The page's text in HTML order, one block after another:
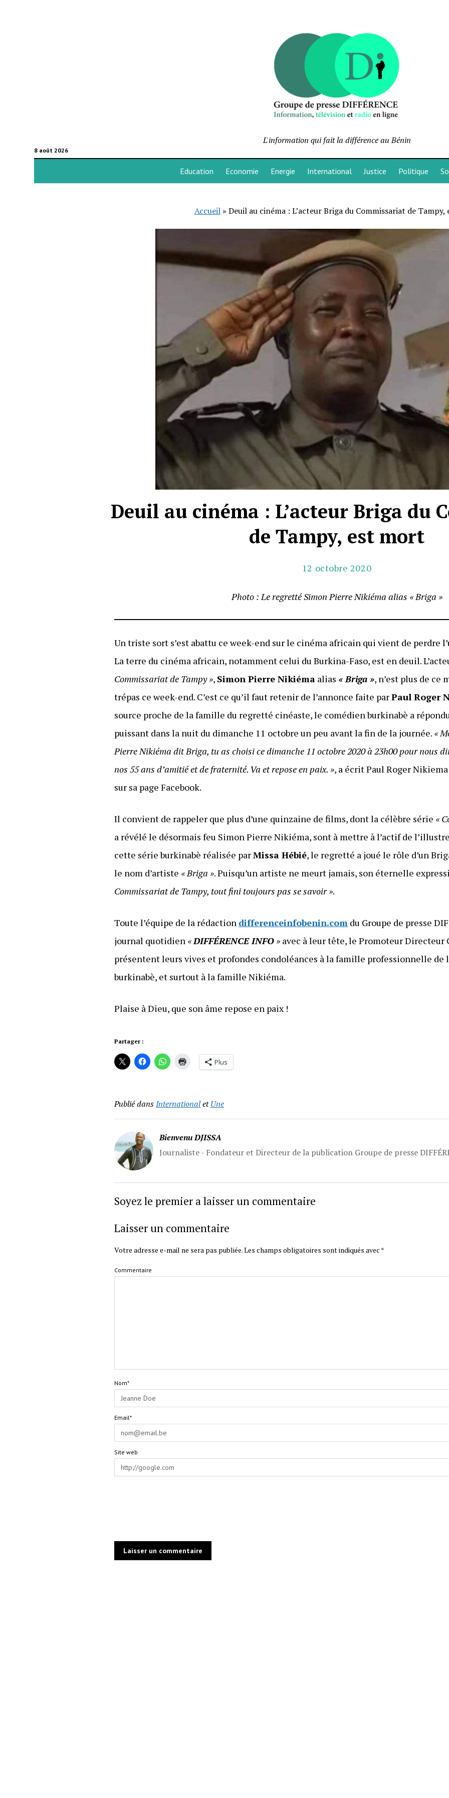
8 août 2026
L'information qui fait la différence au Bénin
Education Economie Energie International Justice Politique
Accueil» Deuil au cinéma : L’acteur Briga du Commissariat de
Deuil au cinéma : L’acteur Briga du
de Tampy, est mort
12 octobre 2020
Photo : Le regretté Simon Pierre Nikiéma alias « Briga »
Un triste sort s’est abattu ce week-end sur le cinéma africain qui vient de perdre
La terre du cinéma africain, notamment celui du Burkina-Faso, est en deuil.
Commissariat de Tampy », Simon Pierre Nikiéma alias « Briga », n’est plus de ce
trépas ce week-end. C’est ce qu’il faut retenir de l’annonce faite parPaul Roger
source proche de la famille du regretté cinéaste, le comédien burkinabè a
puissant dans la nuit du dimanche 11 octobre un peu avant la fin de la journée. «
Pierre Nikiéma dit Briga, tu as choisi ce dimanche 11 octobre 2020 à 23h00 pour nous
nos 55 ans d’amitié et de fraternité. Va et repose en paix. », a écrit Paul Roger
sur sa page Facebook.
Il convient de rappeler que plus d’une quinzaine de films, dont la célèbre série «
a révélé le désormais feu Simon Pierre Nikiéma, sont à mettre à l’actif de
cette série burkinabè réalisée parMissa Hébié, le regretté a joué le rôle d’un
le nom d’artiste « Briga ». Puisqu’un artiste ne meurt jamais, son éternelle
Commissariat de Tampy, tout fini toujours pas se savoir ».
Toute l’équipe de la rédaction differenceinfobenin.com du Groupe de presse
journal quotidien «DIFFÉRENCE INFO» avec à leur tête, le Promoteur Directeur
présentent leurs vives et profondes condoléances à la famille professionnelle de
burkinabè, et surtout à la famille Nikiéma.
Plaise à Dieu, que son âme repose en paix !
Partager :
Plus
Publié dansInternationaletUne
Bienvenu DJISSA
Journaliste - Fondateur et Directeur de la publication Groupe de presse
Soyez le premier a laisser un commentaire
Laisser un commentaire
Votre adresse e-mail ne sera pas publiée.Les champs obligatoires sont indiqués avec *
Commentaire
Nom*
Email*
Site web